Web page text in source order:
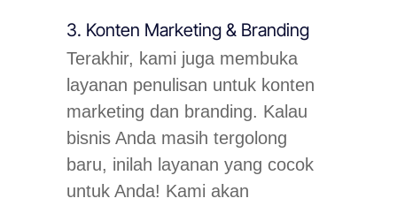
3. Konten Marketing & Branding
Terakhir, kami juga membuka
layanan penulisan untuk konten
marketing dan branding. Kalau
bisnis Anda masih tergolong
baru, inilah layanan yang cocok
untuk Anda! Kami akan